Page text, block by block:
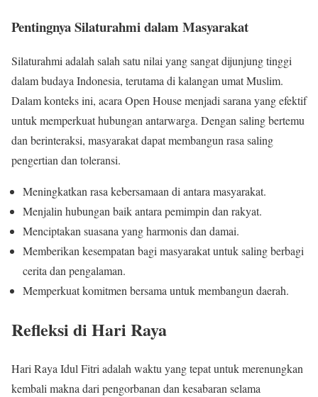
Pentingnya Silaturahmi dalam Masyarakat
Silaturahmi adalah salah satu nilai yang sangat dijunjung tinggi
dalam budaya Indonesia, terutama di kalangan umat Muslim.
Dalam konteks ini, acara Open House menjadi sarana yang efektif
untuk memperkuat hubungan antarwarga. Dengan saling bertemu
dan berinteraksi, masyarakat dapat membangun rasa saling
pengertian dan toleransi.
Meningkatkan rasa kebersamaan di antara masyarakat.
Menjalin hubungan baik antara pemimpin dan rakyat.
Menciptakan suasana yang harmonis dan damai.
Memberikan kesempatan bagi masyarakat untuk saling berbagi
cerita dan pengalaman.
Memperkuat komitmen bersama untuk membangun daerah.
Refleksi di Hari Raya
Hari Raya Idul Fitri adalah waktu yang tepat untuk merenungkan
kembali makna dari pengorbanan dan kesabaran selama